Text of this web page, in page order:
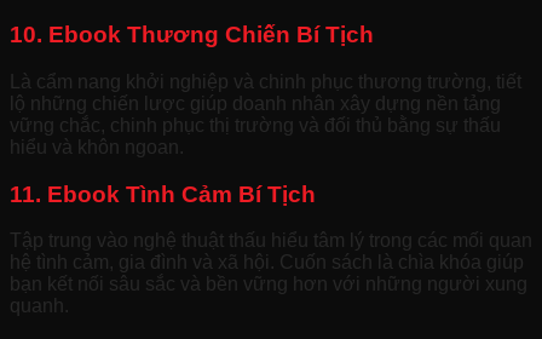
10. Ebook Thương Chiến Bí Tịch
Là cẩm nang khởi nghiệp và chinh phục thương trường, tiết
lộ những chiến lược giúp doanh nhân xây dựng nền tảng
vững chắc, chinh phục thị trường và đối thủ bằng sự thấu
hiểu và khôn ngoan.
11. Ebook Tình Cảm Bí Tịch
Tập trung vào nghệ thuật thấu hiểu tâm lý trong các mối quan
hệ tình cảm, gia đình và xã hội. Cuốn sách là chìa khóa giúp
bạn kết nối sâu sắc và bền vững hơn với những người xung
quanh.